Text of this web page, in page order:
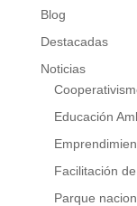
Blog
Destacadas
Noticias
Educación
Facilitación
Parque